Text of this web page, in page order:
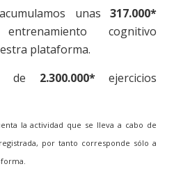
unas 317.000*
cognitivo
plataforma.
de 2.300.000*ejercicios
la actividad que se lleva a cabo de
por tanto corresponde sólo a